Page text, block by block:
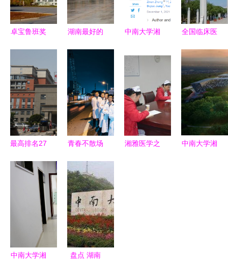
卓宝鲁班奖
雅医院医疗
大楼与高校
医院前景分
析
湖南最好的
中南大学湘
雅医学院
中南大学湘
年制学子首
秀国际期刊
八年制医学
教育的思考
与突破
全国临床医
学排名 中
南大学湘雅
医学院的卓
越地位
最高排名27
学湘雅医学
院 分数会
青春不散场
雅医学院
2014级临
床五年制
(附二)208
宿舍毕业照
背后的故事
湘雅医学之
中南大学湘
中南大学湘
盘点 湖南